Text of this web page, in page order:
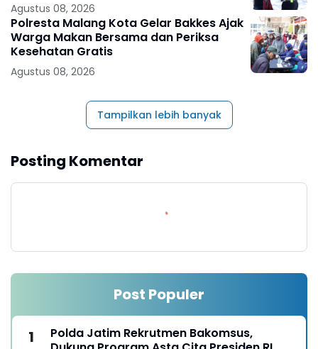
Agustus 08, 2026
Polresta Malang Kota Gelar Bakkes Ajak
Warga Makan Bersama dan Periksa
Kesehatan Gratis
Agustus 08, 2026
Tampilkan lebih banyak
Posting Komentar
Post Populer
Polda Jatim Rekrutmen Bakomsus,